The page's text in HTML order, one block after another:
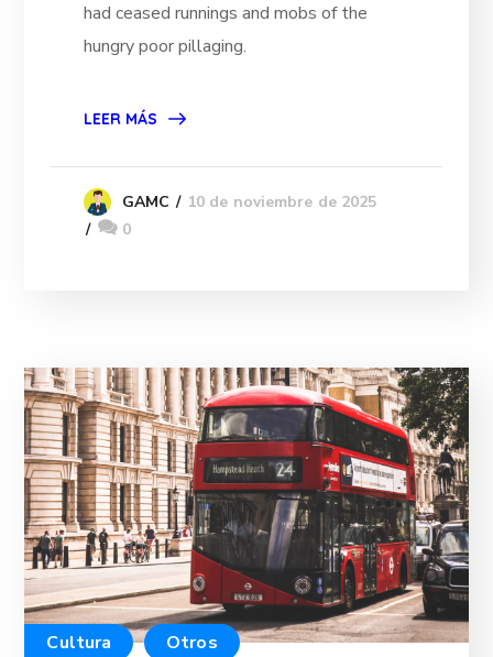
had ceased runnings and mobs of the
hungry poor pillaging.
LEER MÁS
GAMC
10 de noviembre de 2025
0
Cultura Otros